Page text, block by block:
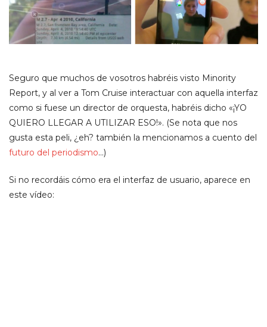
Seguro que muchos de vosotros habréis visto Minority
Report, y al ver a Tom Cruise interactuar con aquella interfaz
como si fuese un director de orquesta, habréis dicho «¡YO
QUIERO LLEGAR A UTILIZAR ESO!». (Se nota que nos
gusta esta peli, ¿eh? también la mencionamos a cuento del
futuro del periodismo…)
Si no recordáis cómo era el interfaz de usuario, aparece en
este vídeo: